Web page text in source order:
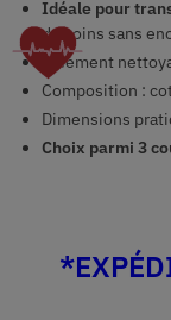
Idéale pour
de soins sans
Aisément
Composition :
Dimensions
Choix parmi 3